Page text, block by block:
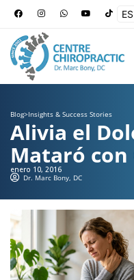
ES
Blog>Insights & Success Stories
Alivia el
Mataró
enero 10, 2016
Dr. Marc Bony, DC